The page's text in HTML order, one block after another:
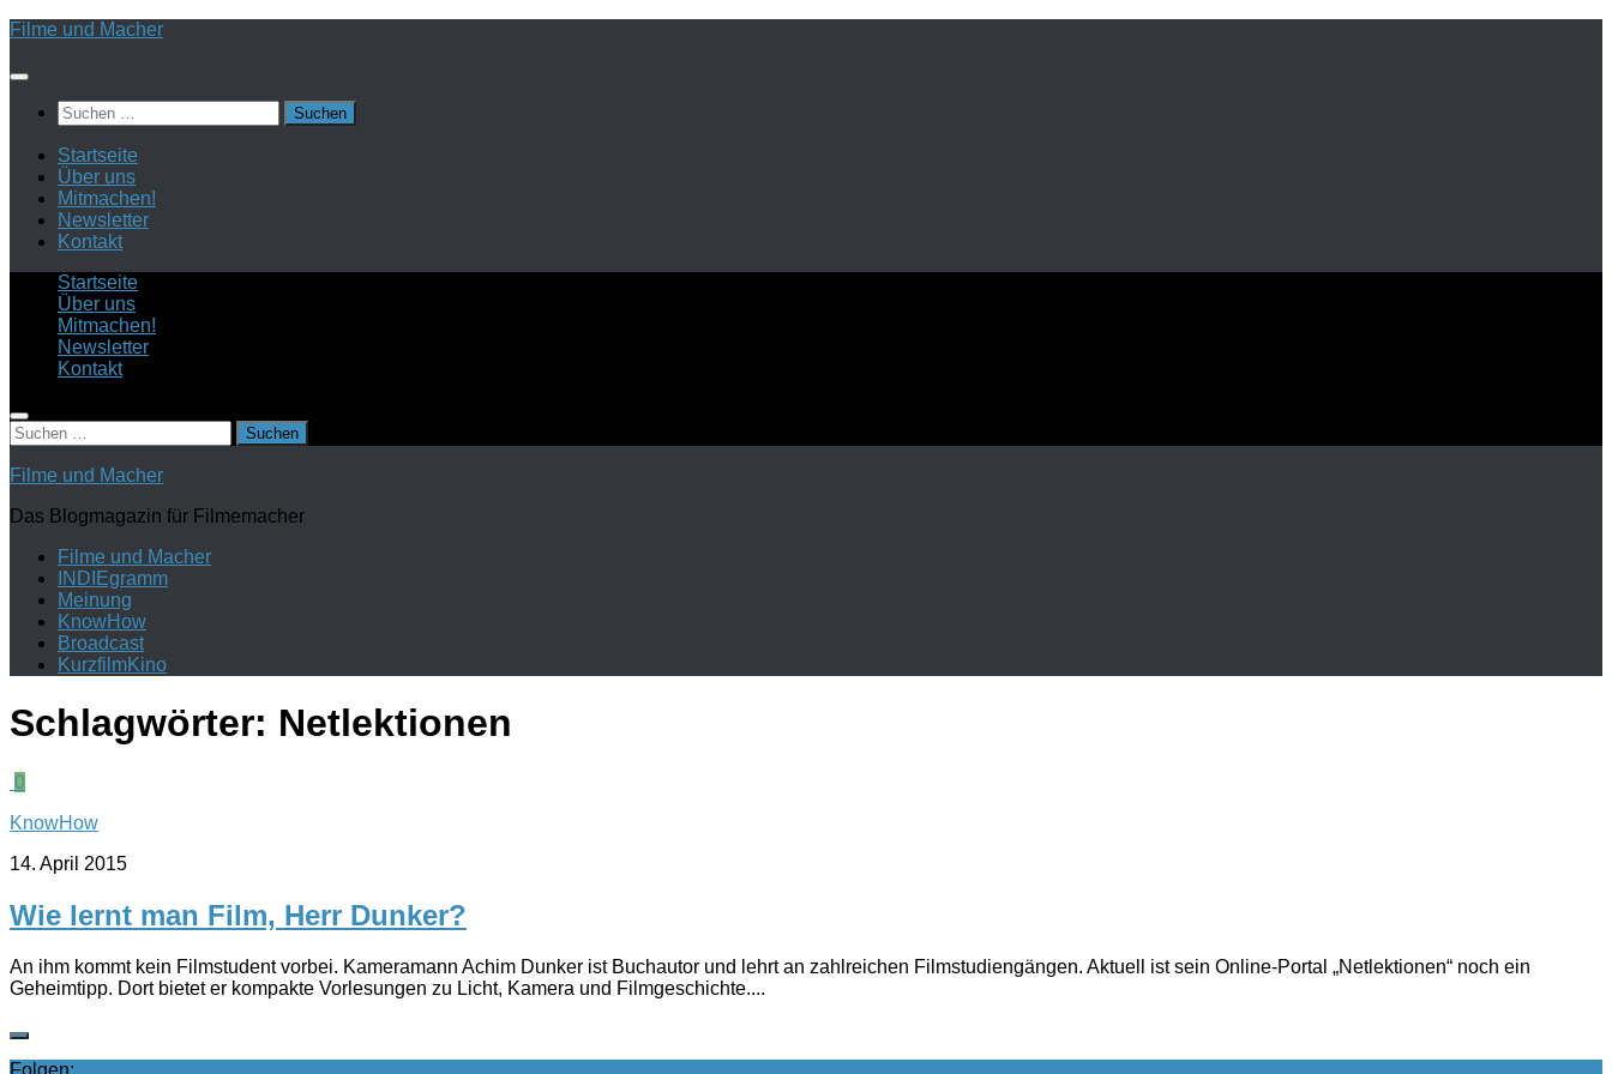
Zum
springen
Filme und Macher
Suchen
nach:
Startseite
Über uns
Mitmachen!
Newsletter
Kontakt
Startseite
Über uns
Mitmachen!
Newsletter
Kontakt
Suchen
nach:
Filme und Macher
Das Blogmagazin für Filmemacher
Filme und Macher
INDIEgramm
Meinung
KnowHow
Broadcast
KurzfilmKino
Schlagwörter: Netlektionen
0
KnowHow
14. April 2015
Wie lernt man Film, Herr Dunker?
An ihm kommt kein Filmstudent vorbei. Kameramann Achim Dunker ist Buchautor und lehrt an zahlreichen Filmstudiengängen. Aktuell ist sein Online-Portal „Netlektionen“ noch ein
Geheimtipp. Dort bietet er kompakte Vorlesungen zu Licht, Kamera und Filmgeschichte....
Folgen: